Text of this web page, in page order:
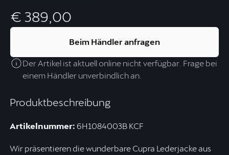
Produktbeschreibung
Artikelnummer: 6H1084003B KCF
Wir präsentieren die wunderbare Cupra Lederjacke aus
€ 389,00
Beim Händler anfragen
Der Artikel ist aktuell online nicht verfügbar. Frage bei
einem Händler unverbindlich an.